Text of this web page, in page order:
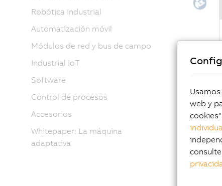
Robótica industrial
Automatización móvil
Módulos de red y bus de campo
Industrial IoT
Software
Control de procesos
Accesorios
Whitepaper: La máquina
adaptativa
web y